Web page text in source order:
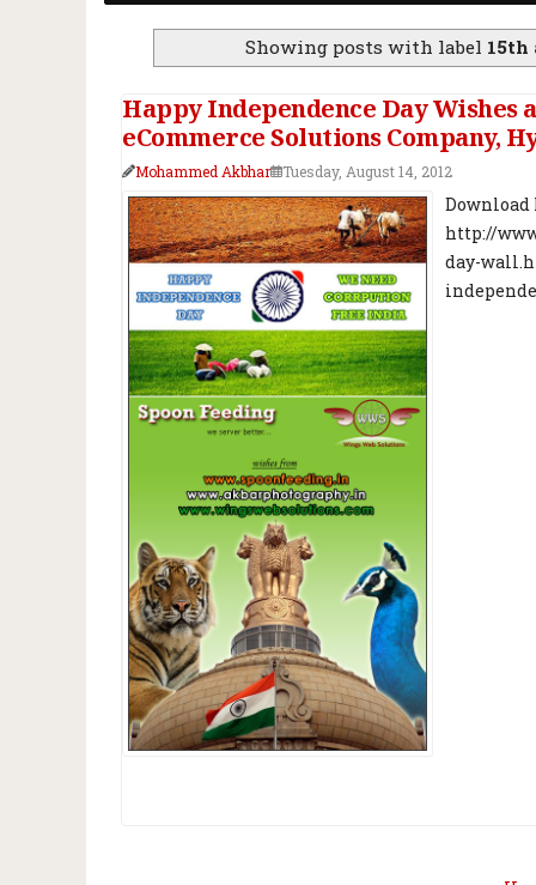
Showing posts with label 15th
Happy Independence Day Wishes
eCommerce Solutions Company,
Mohammed Akbhar Tuesday, August 14, 2012
Download
http://
day-